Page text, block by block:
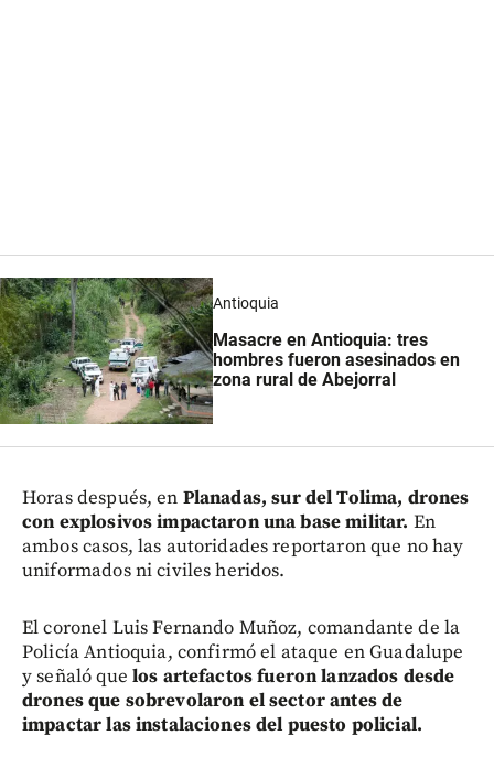
Antioquia
Masacre en Antioquia: tres
hombres fueron asesinados en
zona rural de Abejorral
Horas después, en Planadas, sur del Tolima, drones
con explosivos impactaron una base militar. En
ambos casos, las autoridades reportaron que no hay
uniformados ni civiles heridos.
El coronel Luis Fernando Muñoz, comandante de la
Policía Antioquia, confirmó el ataque en Guadalupe
y señaló que los artefactos fueron lanzados desde
drones que sobrevolaron el sector antes de
impactar las instalaciones del puesto policial.